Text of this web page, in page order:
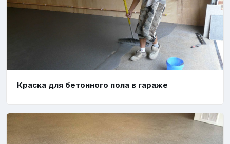
Краска для бетонного пола в гараже